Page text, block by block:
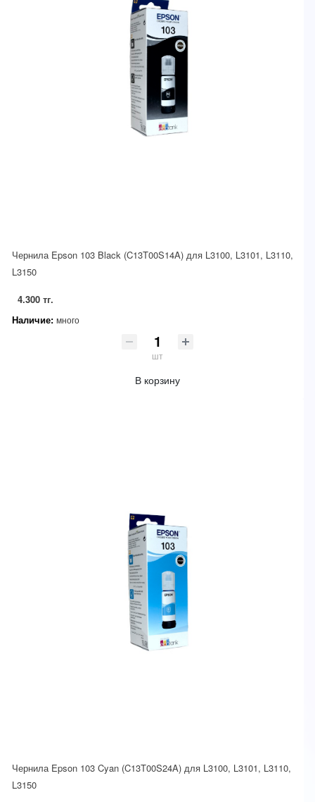
Чернила Epson 103 Black (C13T00S14A) для L3100, L3101, L3110,
L3150
4.300 тг.
Наличие: много
шт
В корзину
Чернила Epson 103 Cyan (C13T00S24A) для L3100, L3101, L3110,
L3150